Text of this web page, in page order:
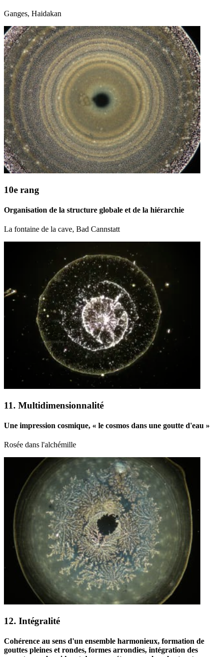
Ganges, Haidakan
10e rang
Organisation de la structure globale et de la hiérarchie
La fontaine de la cave, Bad Cannstatt
11. Multidimensionnalité
Une impression cosmique, « le cosmos dans une goutte d'eau »
Rosée dans l'alchémille
12. Intégralité
Cohérence au sens d'un ensemble harmonieux, formation de
gouttes pleines et rondes, formes arrondies, intégration des